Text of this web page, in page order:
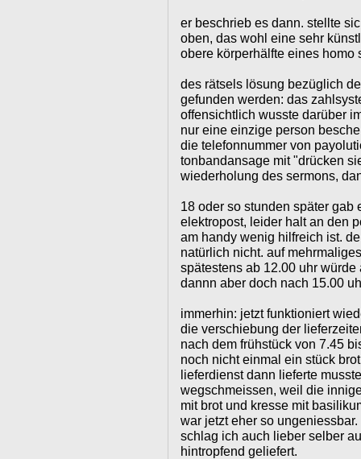
er beschrieb es dann. stellte
oben, das wohl eine sehr
obere körperhälfte eines homo
des rätsels lösung bezüglich
gefunden werden: das
offensichtlich wusste darüber
nur eine einzige person
die telefonnummer von
tonbandansage mit "drücken
wiederholung des sermons,
18 oder so stunden später gab
elektropost, leider halt an den
am handy wenig hilfreich ist.
natürlich nicht. auf
spätestens ab 12.00 uhr
dannn aber doch nach 15.00
immerhin: jetzt funktioniert
die verschiebung der
nach dem frühstück von 7.45
noch nicht einmal ein stück
lieferdienst dann lieferte
wegschmeissen, weil die
mit brot und kresse mit
war jetzt eher so
schlag ich auch lieber selber
hintropfend geliefert.